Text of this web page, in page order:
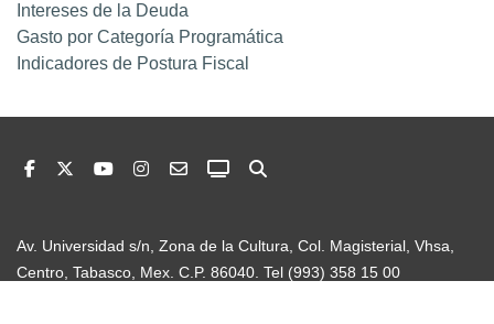
Intereses de la Deuda
Gasto por Categoría Programática
Indicadores de Postura Fiscal
Av. Universidad s/n, Zona de la Cultura, Col. Magisterial, Vhsa,
Centro, Tabasco, Mex. C.P. 86040. Tel (993) 358 15 00